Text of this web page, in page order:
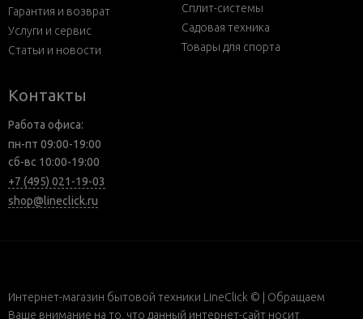
Гарантия и возврат
Услуги и сервис
Статьи и новости
Сплит-системы
Садовая техника
Товары для спорта
Контакты
Работа офиса:
пн-пт 09:00-19:00
сб-вс 10:00-19:00
+7 (495) 021-19-03
shop@lineclick.ru
Интернет-магазин бытовой техники LineClick © | Обращаем
Ваше внимание на то, что данный интернет-сайт носит